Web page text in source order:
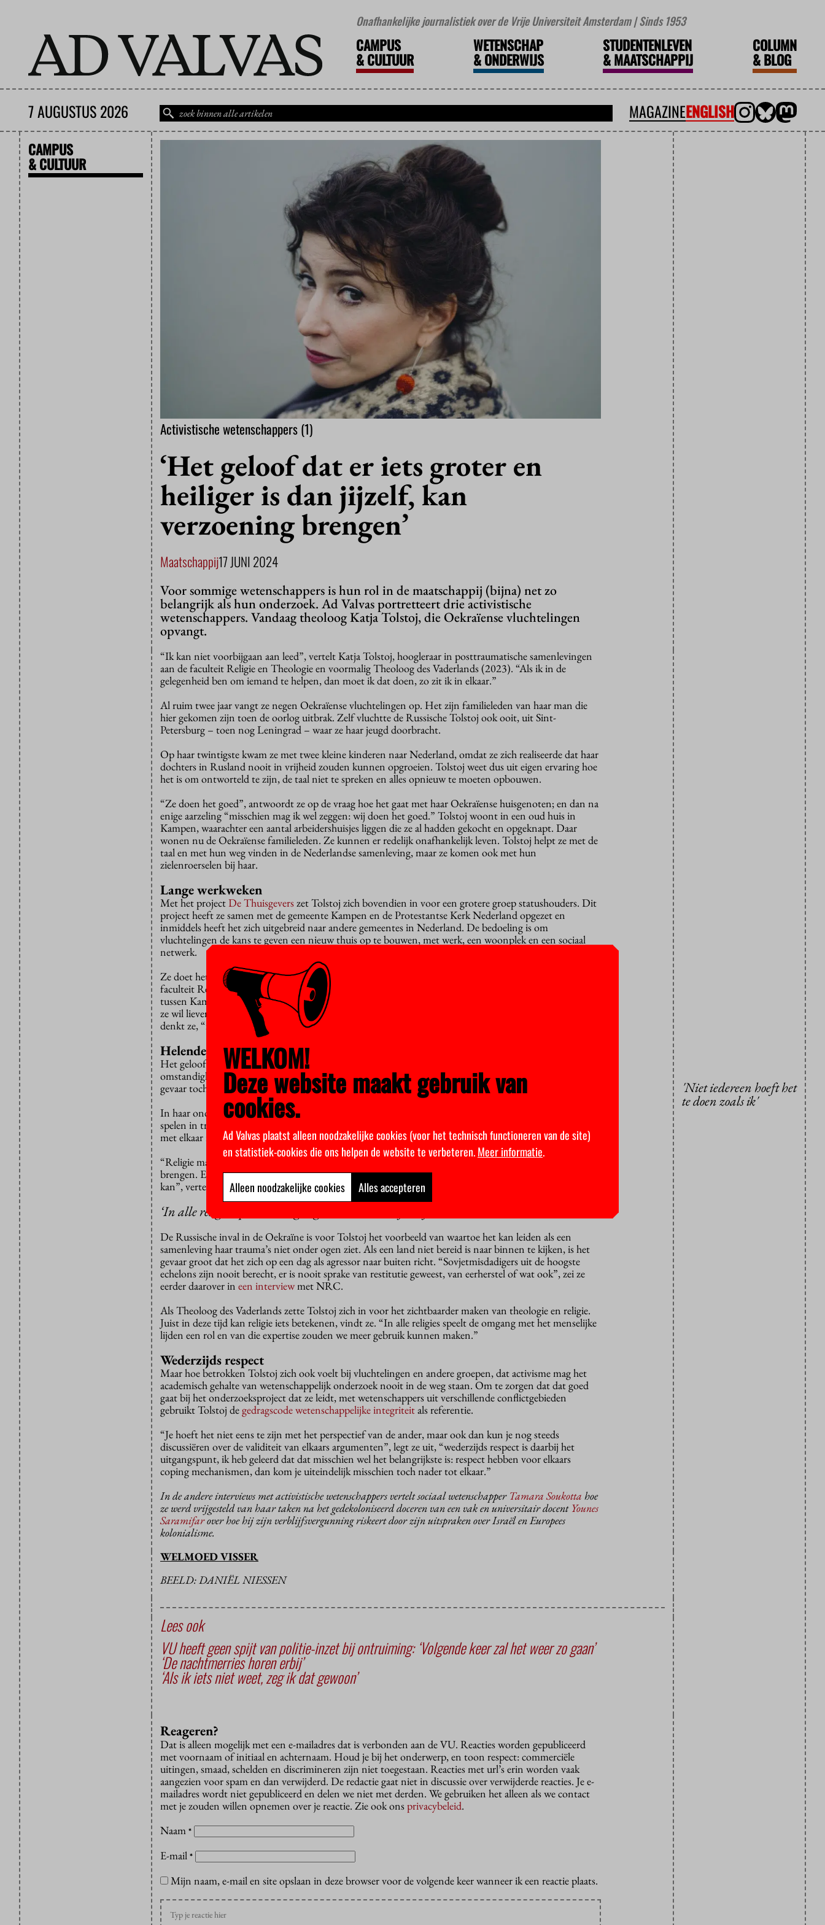
Onafhankelijke journalistiek over de Vrije Universiteit Amsterdam | Sinds 1953
CAMPUS
&CULTUUR
WETENSCHAP
&ONDERWIJS
STUDENTENLEVEN
&MAATSCHAPPIJ
COLUMN
&BLOG
7 AUGUSTUS 2026 MAGAZINEENGLISH
CAMPUS
& CULTUUR
Activistische wetenschappers (1)
‘Het geloof dat er iets groter en
heiliger is dan jijzelf, kan
verzoening brengen’
Maatschappij17 JUNI 2024
Voor sommige wetenschappers is hun rol in de maatschappij (bijna) net zo
belangrijk als hun onderzoek. Ad Valvas portretteert drie activistische
wetenschappers. Vandaag theoloog Katja Tolstoj, die Oekraïense vluchtelingen
opvangt.
“Ik kan niet voorbijgaan aan leed”, vertelt Katja Tolstoj, hoogleraar in posttraumatische samenlevingen
aan de faculteit Religie en Theologie en voormalig Theoloog des Vaderlands (2023). “Als ik in de
gelegenheid ben om iemand te helpen, dan moet ik dat doen, zo zit ik in elkaar.”
Al ruim twee jaar vangt ze negen Oekraïense vluchtelingen op. Het zijn familieleden van haar man die
hier gekomen zijn toen de oorlog uitbrak. Zelf vluchtte de Russische Tolstoj ook ooit, uit Sint-
Petersburg – toen nog Leningrad – waar ze haar jeugd doorbracht.
Op haar twintigste kwam ze met twee kleine kinderen naar Nederland, omdat ze zich realiseerde dat haar
dochters in Rusland nooit in vrijheid zouden kunnen opgroeien. Tolstoj weet dus uit eigen ervaring hoe
het is om ontworteld te zijn, de taal niet te spreken en alles opnieuw te moeten opbouwen.
“Ze doen het goed”, antwoordt ze op de vraag hoe het gaat met haar Oekraïense huisgenoten; en dan na
enige aarzeling “misschien mag ik wel zeggen: wij doen het goed.” Tolstoj woont in een oud huis in
Kampen, waarachter een aantal arbeidershuisjes liggen die ze al hadden gekocht en opgeknapt. Daar
wonen nu de Oekraïense familieleden. Ze kunnen er redelijk onafhankelijk leven. Tolstoj helpt ze met de
taal en met hun weg vinden in de Nederlandse samenleving, maar ze komen ook met hun
zielenroerselen bij haar.
Lange werkweken
Met het projectDe Thuisgeverszet Tolstoj zich bovendien in voor een grotere groep statushouders. Dit
project heeft ze samen met de gemeente Kampen en de Protestantse Kerk Nederland opgezet en
inmiddels heeft het zich uitgebreid naar andere gemeentes in Nederland. De bedoeling is om
vluchtelingen de kans te geven een nieuw thuis op te bouwen, met werk, een woonplek en een sociaal
netwerk.
Ze doet het allemaal naast haar werk als wetenschapper, vicedecaan en onderzoeksdirecteur van de
faculteit Religie en Theologie en tot voor kort naast haar werk als Theoloog des Vaderlands. Ze reist
tussen Kampen en de VU op en neer en geeft lezingen in het hele land. Haar werkweken zijn lang, maar
ze wil liever niet in dit stuk vermeld hebben hoe lang. “Dat schrikt jonge wetenschappers alleen maar af”,
denkt ze, “ik heb daar begrip voor, niet iedereen hoeft het te doen zoals ik.”
Helende religie
Het geloof is een belangrijke inspiratiebron voor Tolstoj, de hoop niet verliezen, ook in moeilijke
omstandigheden. De wetenschappers uit conflictgebieden met wie ze werkt, die ondanks tegenslag en
gevaar toch doorgaan, inspireren haar om zelf ook het beste te doen wat ze kan.
In haar onderzoeksproject Theologie na Goelag, Boetsja en verder
spelen in traumaverwerking na conflicten. Ze verbindt wetenschappers uit verschillende conflictgebieden
met elkaar rondom dit thema, niet alleen theologen, ook antropologen, politicologen en psychologen.
“Religie maakt heling mogelijk, het geloof dat er iets groter en heiliger is dan jijzelf kan verzoening
brengen. Er zijn mooie voorbeelden daarvan in post-conflictgebieden, het is niet makkelijk, maar het
kan”, vertelt Tolstoj.
‘In alle religies speelt de omgang met het menselijke lijden een rol’
De Russische inval in de Oekraïne is voor Tolstoj het voorbeeld van waartoe het kan leiden als een
samenleving haar trauma’s niet onder ogen ziet. Als een land niet bereid is naar binnen te kijken, is het
gevaar groot dat het zich op een dag als agressor naar buiten richt. “Sovjetmisdadigers uit de hoogste
echelons zijn nooit berecht, er is nooit sprake van restitutie geweest, van eerherstel of wat ook”, zei ze
eerder daarover in een interviewmet NRC.
Als Theoloog des Vaderlands zette Tolstoj zich in voor het zichtbaarder maken van theologie en religie.
Juist in deze tijd kan religie iets betekenen, vindt ze. “In alle religies speelt de omgang met het menselijke
lijden een rol en van die expertise zouden we meer gebruik kunnen maken.”
Wederzijds respect
Maar hoe betrokken Tolstoj zich ook voelt bij vluchtelingen en andere groepen, dat activisme mag het
academisch gehalte van wetenschappelijk onderzoek nooit in de weg staan. Om te zorgen dat dat goed
gaat bij het onderzoeksproject dat ze leidt, met wetenschappers uit verschillende conflictgebieden
gebruikt Tolstoj degedragscode wetenschappelijke integriteitals referentie.
“Je hoeft het niet eens te zijn met het perspectief van de ander, maar ook dan kun je nog steeds
discussiëren over de validiteit van elkaars argumenten”, legt ze uit, “wederzijds respect is daarbij het
uitgangspunt, ik heb geleerd dat dat misschien wel het belangrijkste is: respect hebben voor elkaars
coping mechanismen, dan kom je uiteindelijk misschien toch nader tot elkaar.”
In de andere interviews met activistische wetenschappers vertelt sociaal wetenschapper Tamara Soukotta hoe
ze werd vrijgesteld van haar taken na het gedekoloniseerd doceren van een vak en universitair docent Younes
Saramifarover hoe hij zijn verblijfsvergunning riskeert door zijn uitspraken over Israël en Europees
kolonialisme.
'Niet iedereen hoeft het
te doen zoals ik'
WELMOED VISSER
BEELD: DANIËL NIESSEN
Lees ook
VU heeft geen spijt van politie-inzet bij ontruiming: ‘Volgende keer zal het weer zo gaan’
‘De nachtmerries horen erbij’
‘Als ik iets niet weet, zeg ik dat gewoon’
Reageren?
Dat is alleen mogelijk met een e-mailadres dat is verbonden aan de VU. Reacties worden gepubliceerd
met voornaam of initiaal en achternaam. Houd je bij het onderwerp, en toon respect: commerciële
uitingen, smaad, schelden en discrimineren zijn niet toegestaan. Reacties met url’s erin worden vaak
aangezien voor spam en dan verwijderd. De redactie gaat niet in discussie over verwijderde reacties. Je e-
mailadres wordt niet gepubliceerd en delen we niet met derden. We gebruiken het alleen als we contact
met je zouden willen opnemen over je reactie. Zie ook onsprivacybeleid.
Naam *
E-mail *
Mijn naam, e-mail en site opslaan in deze browser voor de volgende keer wanneer ik een reactie plaats.
WELKOM!
Deze website maakt gebruik van
cookies.
Ad Valvas plaatst alleen noodzakelijke cookies (voor het technisch functioneren van de site)
en statistiek-cookies die ons helpen de website te verbeteren.Meer informatie.
Alleen noodzakelijke cookies Alles accepteren